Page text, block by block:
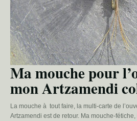
Ma mouche pour
mon Artzamendi
La mouche à tout faire, la multi-carte de
Artzamendi est de retour. Ma mouche-